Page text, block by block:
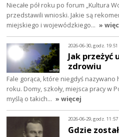
Niecałe pół roku po forum „Kultura
przedstawili wnioski. Jakie są
miejskiego i wojewódzkiego… »
2026-06-30, godz. 19:51
Jak przeżyć
zdrowiu
Fale gorąca, które niegdyś
roku. Domy, szkoły, miejsca pracy w
myślą o takich… » więcej
2026-06-29, godz. 11:57
Gdzie